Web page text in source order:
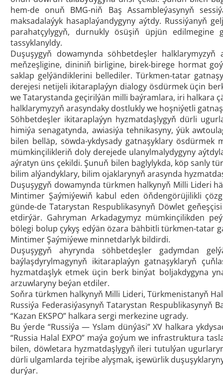
hem-de onuň BMG-niň Baş Assambleýasynyň
maksadalaýyk hasaplaýandygyny aýtdy. Russiýanyň
parahatçylygyň, durnukly ösüşiň üpjün edilmegine
tassyklanyldy.
Duşuşygyň dowamynda söhbetdeşler
meňzeşligine, dininiň birligine, birek-birege hormat
saklap gelýändiklerini bellediler. Türkmen-tatar
derejesi netijeli ikitaraplaýyn dialogy ösdürmek üçin
we Tatarystanda geçirilýän milli baýramlara, iri halkara
halklarymyzyň arasyndaky dostlukly we hoşniýetli
Söhbetdeşler ikitaraplaýyn hyzmatdaşlygyň dürli
himiýa senagatynda, awiasiýa tehnikasyny, ýük
bilen belläp, söwda-ykdysady gatnaşyklary
mümkinçilikleriň doly derejede ulanylmalydygyny
aýratyn üns çekildi. Şunuň bilen baglylykda, köp sanly
bilim alýandyklary, bilim ojaklarynyň arasynda
Duşuşygyň dowamynda türkmen halkynyň Milli Lideri
Mintimer Şaýmiýewiň kabul eden öňdengörüjilikli
günde-de Tatarystan Respublikasynyň Döwlet
etdirýär. Gahryman Arkadagymyz mümkinçilikden
bölegi bolup çykyş edýän özara bähbitli türkmen-tatar
Mintimer Şaýmiýewe minnetdarlyk bildirdi.
Duşuşygyň ahyrynda söhbetdeşler gadymdan
baýlaşdyrylmagynyň ikitaraplaýyn gatnaşyklaryň
hyzmatdaşlyk etmek üçin berk binýat boljakdygyna
arzuwlaryny beýan etdiler.
Soňra türkmen halkynyň Milli Lideri, Türkmenistanyň
Russiýa Federasiýasynyň Tatarystan
“Kazan EKSPO” halkara sergi merkezine ugrady.
Bu ýerde “Russiýa — Yslam dünýäsi” XV halkara
“Russia Halal EXPO” maýa goýum we infrastruktura
bilen, döwletara hyzmatdaşlygyň ileri tutulýan
dürli ulgamlarda tejribe alyşmak, işewürlik
durýar.